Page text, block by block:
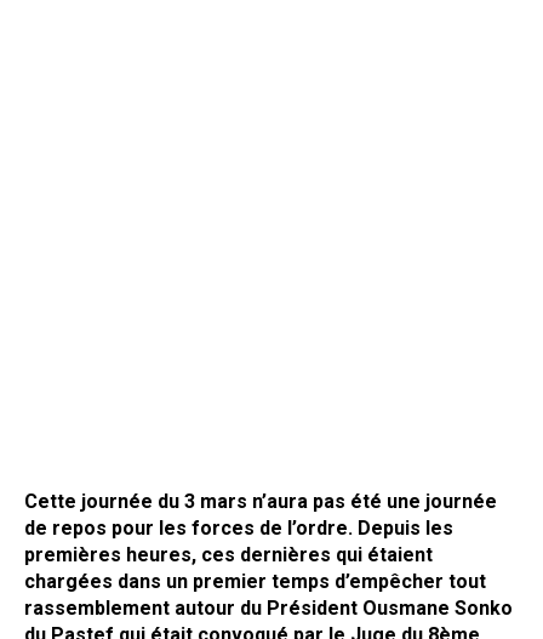
Cette journée du 3 mars n’aura pas été une journée
de repos pour les forces de l’ordre. Depuis les
premières heures, ces dernières qui étaient
chargées dans un premier temps d’empêcher tout
rassemblement autour du Président Ousmane Sonko
du Pastef qui était convoqué par le Juge du 8ème